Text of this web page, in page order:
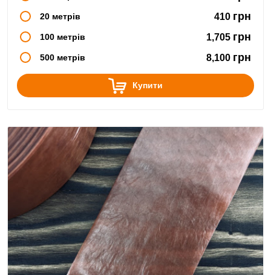
20 метрів 410 грн
100 метрів 1,705 грн
500 метрів 8,100 грн
Купити